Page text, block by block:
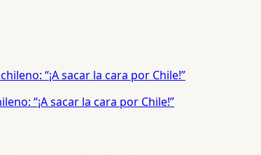
“¡A sacar la cara por Chile!”